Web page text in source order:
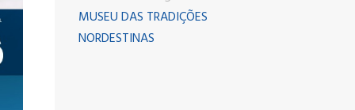
MUSEU DAS TRADIÇÕES
NORDESTINAS